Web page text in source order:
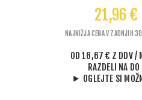
21,96 €
NAJNIŽJA CENA V ZADNJIH
OD 16,67 € Z DDV/
RAZDELI NA
OGLEJTE SI